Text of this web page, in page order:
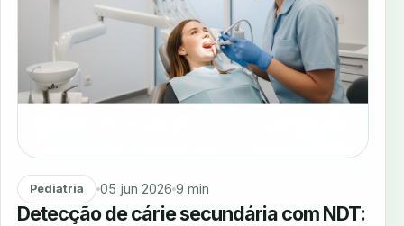
Pediatria 05 jun 2026 9 min
Detecção de cárie secundária com NDT: